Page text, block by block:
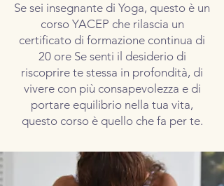
Se sei insegnante di Yoga, questo è un
corso YACEP che rilascia un
certificato di formazione continua di
20 ore Se senti il desiderio di
riscoprire te stessa in profondità, di
vivere con più consapevolezza e di
portare equilibrio nella tua vita,
questo corso è quello che fa per te.